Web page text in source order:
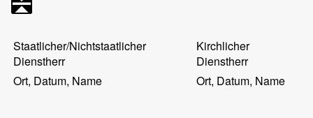
Staatlicher/Nichtstaatlicher
Dienstherr
Kirchlicher
Dienstherr
Ort, Datum, Name
Ort, Datum, Name